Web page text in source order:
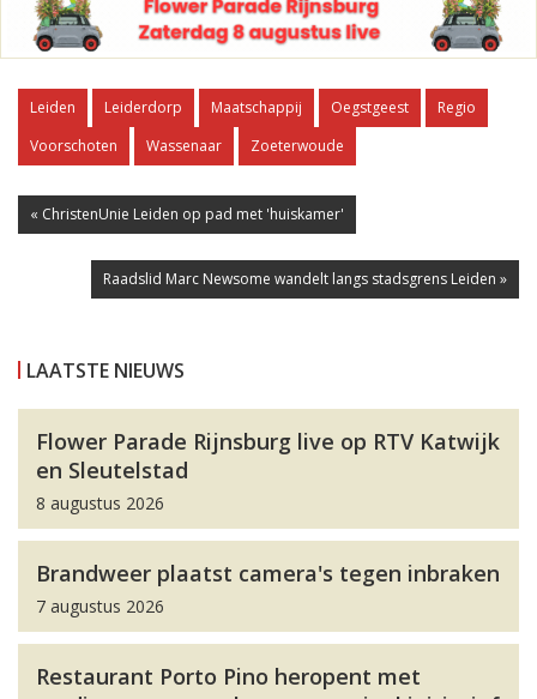
Leiden Leiderdorp Maatschappij Oegstgeest
Regio
Voorschoten
Wassenaar Zoeterwoude
« ChristenUnie Leiden op pad met 'huiskamer'
Raadslid Marc Newsome wandelt langs stadsgrens Leiden »
LAATSTE NIEUWS
Flower Parade Rijnsburg live op RTV Katwijk
en Sleutelstad
8 augustus 2026
Brandweer plaatst camera's tegen inbraken
7 augustus 2026
Restaurant Porto Pino heropent met